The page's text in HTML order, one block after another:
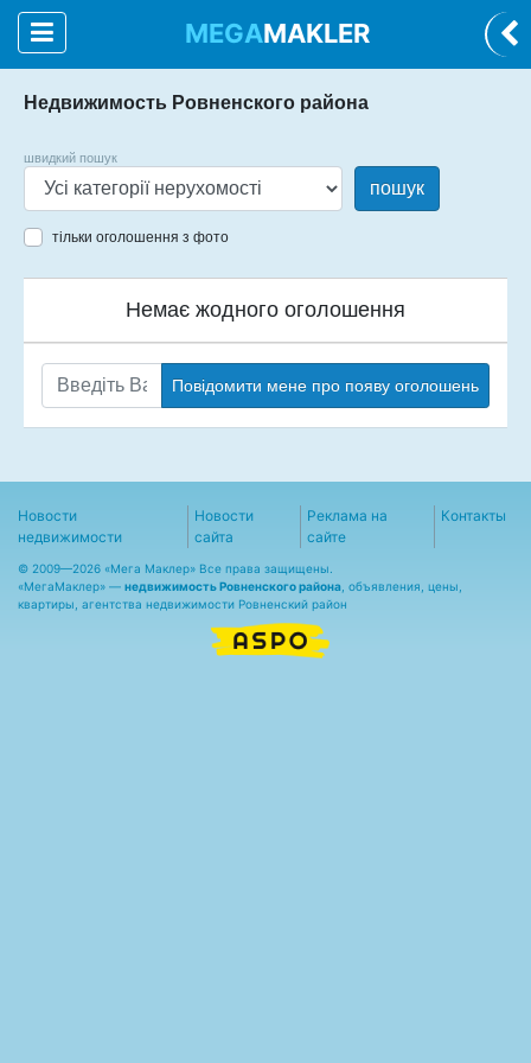
MEGAMAKLER
Недвижимость Ровненского района
швидкий пошук
пошук
тільки оголошення з фото
Немає жодного оголошення
Повідомити мене про появу оголошень
Новости
недвижимости
Новости
сайта
Реклама на
сайте
Контакты
© 2009—2026 «Мега Маклер» Все права защищены.
«МегаМаклер» — недвижимость Ровненского района , объявления, цены,
квартиры, агентства недвижимости Ровненский район